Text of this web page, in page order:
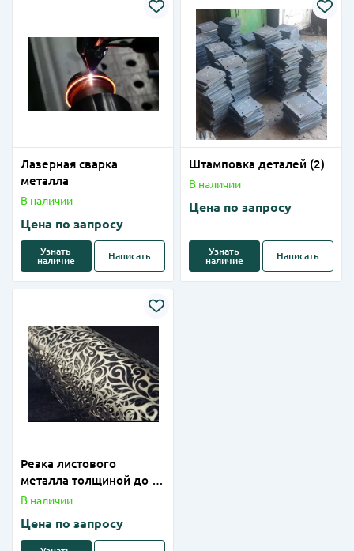
Лазерная сварка
металла
В наличии
Цена по запросу
Узнать
наличие
Написать
Штамповка деталей (2)
В наличии
Цена по запросу
Узнать
наличие
Написать
Резка листового
металла толщиной до 1-
4 мм (алюминий) на
В наличии
Цена по запросу